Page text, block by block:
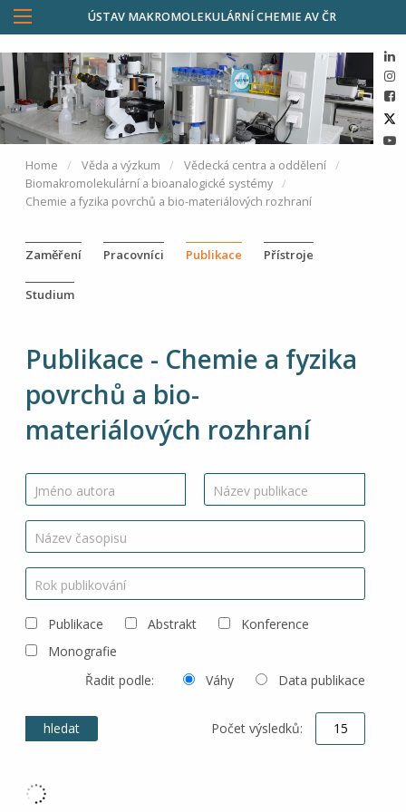
ÚSTAV MAKROMOLEKULÁRNÍ CHEMIE AV ČR
Home Věda a výzkum
Vědecká centra a oddělení
Biomakromoleku­lární a bioanalogické systémy
Chemie a fyzika povrchů a bio-materiálových rozhraní
Zaměření Pracovníci Publikace Přístroje
Studium
Publikace - Chemie a fyzika
povrchů a bio-
materiálových rozhraní
Jméno autora Název publikace
Název časopisu
Rok publikování
Publikace Abstrakt
Konference
Monografie
Řadit podle:
Váhy Data publikace
Počet výsledků: